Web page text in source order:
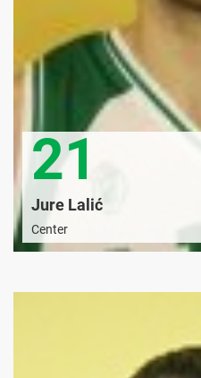
21
Jure Lalić
Center